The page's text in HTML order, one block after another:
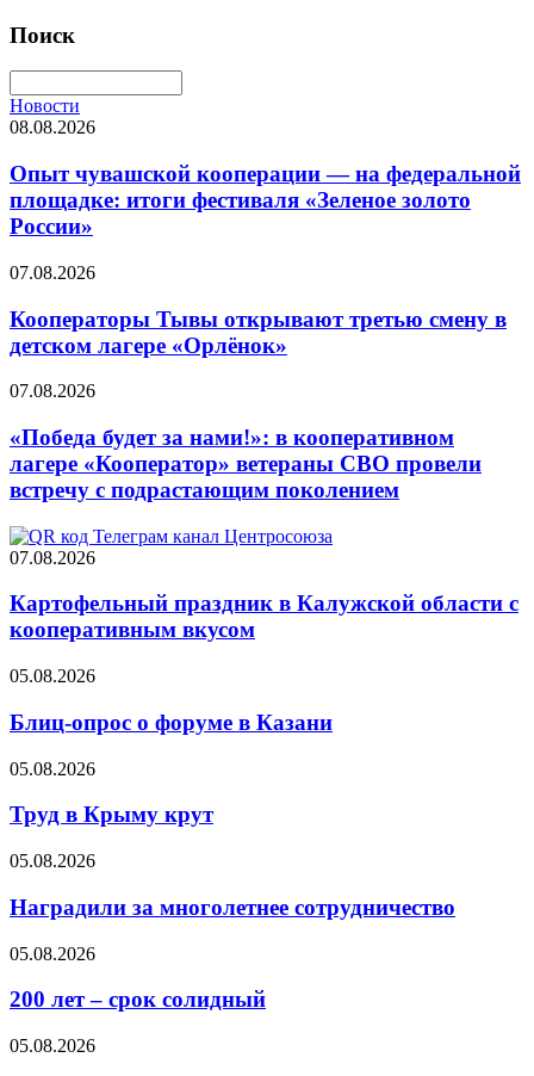
Поиск
Новости
08.08.2026
Опыт чувашской кооперации — на федеральной
площадке: итоги фестиваля «Зеленое золото
России»
07.08.2026
Кооператоры Тывы открывают третью смену в
детском лагере «Орлёнок»
07.08.2026
«Победа будет за нами!»: в кооперативном
лагере «Кооператор» ветераны СВО провели
встречу с подрастающим поколением
07.08.2026
Картофельный праздник в Калужской области с
кооперативным вкусом
05.08.2026
Блиц-опрос о форуме в Казани
05.08.2026
Труд в Крыму крут
05.08.2026
Наградили за многолетнее сотрудничество
05.08.2026
200 лет – срок солидный
05.08.2026